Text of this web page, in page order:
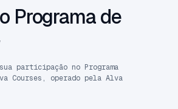
Programa de
participação no Programa
Courses, operado pela Alva